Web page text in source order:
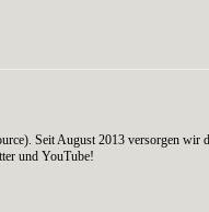
Seit August 2013 versorgen
und YouTube!